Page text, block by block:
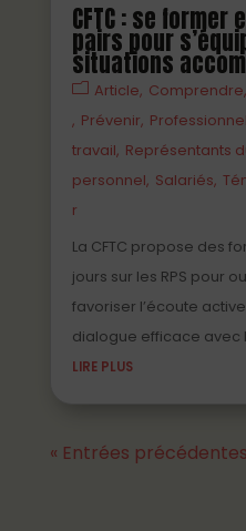
CFTC : se
pairs pour
situations
Article Comprendre
Prévenir
travail Représentants
personnel Salariés
r
La CFTC propose des
jours sur les RPS pour
favoriser l’écoute
dialogue efficace avec
LIRE PLUS
« Entrées précédentes